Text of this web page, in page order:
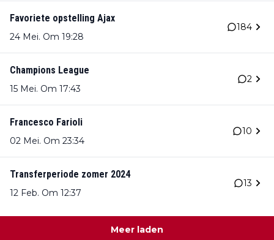
Favoriete opstelling Ajax
24 Mei. Om 19:28
184
Champions League
15 Mei. Om 17:43
2
Francesco Farioli
02 Mei. Om 23:34
10
Transferperiode zomer 2024
12 Feb. Om 12:37
13
Meer laden